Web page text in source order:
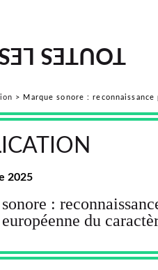
LES NEWS
> Marque sonore :
2025
:
du